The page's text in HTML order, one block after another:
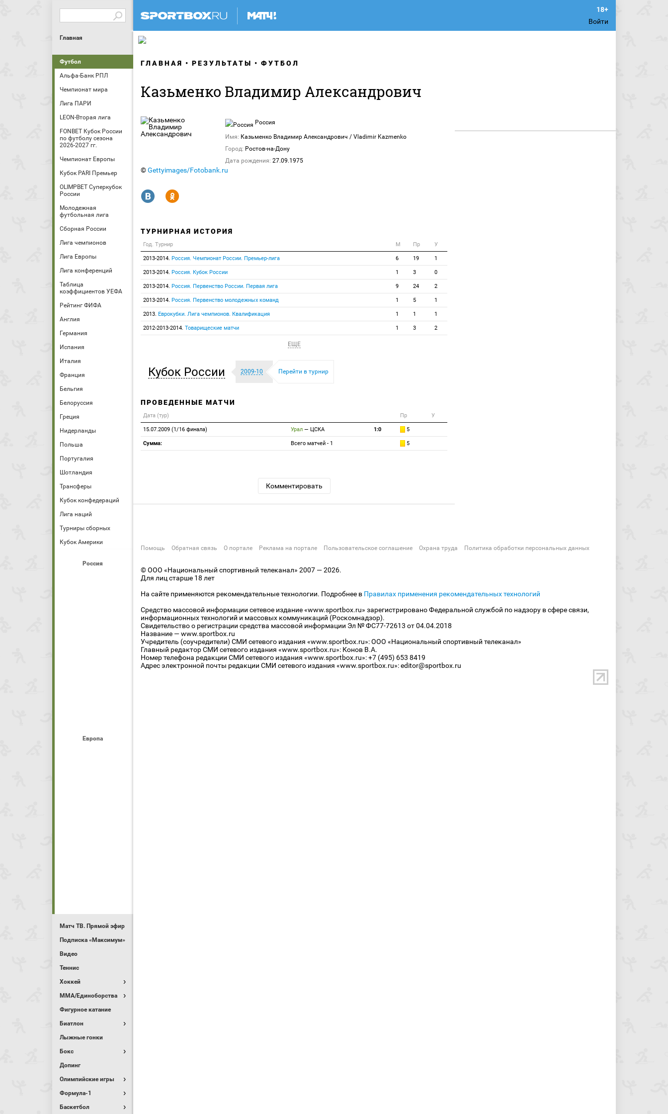
Войти
Главная
Футбол
Альфа-Банк РПЛ
Чемпионат мира
Лига ПАРИ
LEON-Вторая лига
FONBET Кубок России
по футболу сезона
2026-2027 гг.
Чемпионат Европы
Кубок PARI Премьер
OLIMPBET Суперкубок
России
Молодежная
футбольная лига
Сборная России
Лига чемпионов
Лига Европы
Лига конференций
Таблица
коэффициентов УЕФА
Рейтинг ФИФА
Англия
Германия
Испания
Италия
Франция
Бельгия
Белоруссия
Греция
Нидерланды
Польша
Португалия
Шотландия
Трансферы
Кубок конфедераций
Лига наций
Турниры сборных
Кубок Америки
Россия
Европа
Матч ТВ. Прямой эфир
Подписка «Максимум»
Видео
Теннис
Хоккей
MMA/Единоборства
Фигурное катание
Биатлон
Лыжные гонки
Бокс
Допинг
Олимпийские игры
Формула-1
Баскетбол
ГЛАВНАЯ РЕЗУЛЬТАТЫ ФУТБОЛ
Казьменко Владимир Александрович
Россия
Имя: Казьменко Владимир Александрович / Vladimir Kazmenko
Город: Ростов-на-Дону
Дата рождения: 27.09.1975
©Gettyimages/Fotobank.ru
R Y
ТУРНИРНАЯ ИСТОРИЯ
Год. Турнир М Пр У
2013-2014. Россия. Чемпионат России. Премьер-лига 6 19 1
2013-2014. Россия. Кубок России 1 3 0
2013-2014. Россия. Первенство России. Первая лига 9 24 2
2013-2014. Россия. Первенство молодежных команд 1 5 1
2013. Еврокубки. Лига чемпионов. Квалификация 1 1 1
2012-2013-2014. Товарищеские матчи 1 3 2
ЕЩЕ
Кубок России 2009-10 Перейти в турнир
ПРОВЕДЕННЫЕ МАТЧИ
Дата (тур) Пр У
15.07.2009 (1/16 финала) Урал — ЦСКА 1:0 5
Сумма: Всего матчей - 1 5
Комментировать
Помощь Обратная связь О портале Реклама на портале Пользовательское соглашение Охрана труда Политика обработки персональных данных
© ООО «Национальный спортивный телеканал» 2007 — 2026.
Для лиц старше 18 лет
На сайте применяются рекомендательные технологии. Подробнее в Правилах применения рекомендательных технологий
Средство массовой информации сетевое издание «www.sportbox.ru» зарегистрировано Федеральной службой по надзору в сфере связи,
информационных технологий и массовых коммуникаций (Роскомнадзор).
Свидетельство о регистрации средства массовой информации Эл № ФС77-72613 от 04.04.2018
Название — www.sportbox.ru
Учредитель (соучредители) СМИ сетевого издания «www.sportbox.ru»: ООО «Национальный спортивный телеканал»
Главный редактор СМИ сетевого издания «www.sportbox.ru»: Конов В.А.
Номер телефона редакции СМИ сетевого издания «www.sportbox.ru»: +7 (495) 653 8419
Адрес электронной почты редакции СМИ сетевого издания «www.sportbox.ru»: editor@sportbox.ru